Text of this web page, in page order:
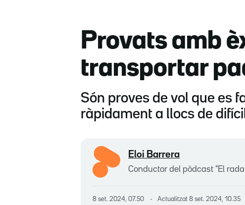
Provats amb
transportar
Són proves de vol que es
ràpidament a llocs de
Eloi Barrera
Conductor del pòdcast "El
8 set. 2024, 07.50 Actualitzat 8 set. 2024, 10.35